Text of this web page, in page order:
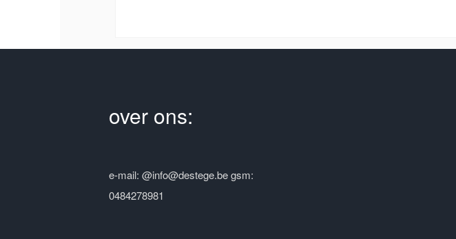
over ons:
e-mail: @info@destege.be gsm:
0484278981